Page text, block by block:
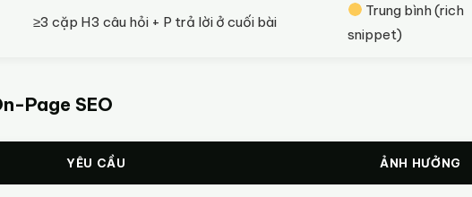
≥3 cặp H3 câu hỏi + P trả lời ở cuối bài
Trung bình (rich
snippet)
Page SEO
YÊU CẦU ẢNH HƯỞNG